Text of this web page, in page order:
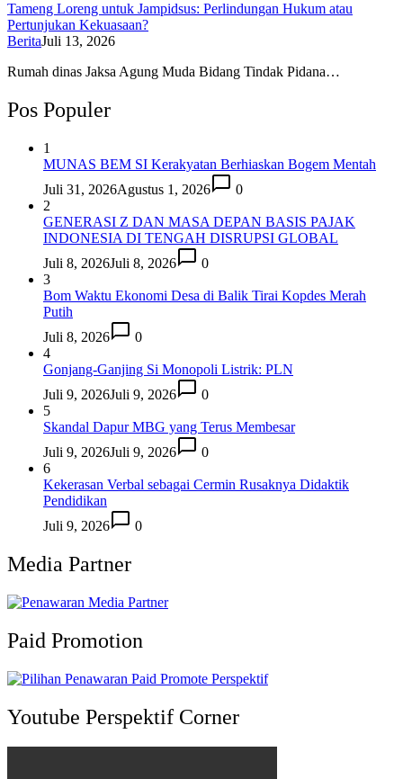
Tameng Loreng untuk Jampidsus: Perlindungan Hukum atau
Pertunjukan Kekuasaan?
BeritaJuli 13, 2026
Rumah dinas Jaksa Agung Muda Bidang Tindak Pidana…
Pos Populer
1
MUNAS BEM SI Kerakyatan Berhiaskan Bogem Mentah
Juli 31, 2026Agustus 1, 2026
0
2
GENERASI Z DAN MASA DEPAN BASIS PAJAK
INDONESIA DI TENGAH DISRUPSI GLOBAL
Juli 8, 2026Juli 8, 2026
0
3
Bom Waktu Ekonomi Desa di Balik Tirai Kopdes Merah
Putih
Juli 8, 2026
0
4
Gonjang-Ganjing Si Monopoli Listrik: PLN
Juli 9, 2026Juli 9, 2026
0
5
Skandal Dapur MBG yang Terus Membesar
Juli 9, 2026Juli 9, 2026
0
6
Kekerasan Verbal sebagai Cermin Rusaknya Didaktik
Pendidikan
Juli 9, 2026
0
Media Partner
Paid Promotion
Youtube Perspektif Corner